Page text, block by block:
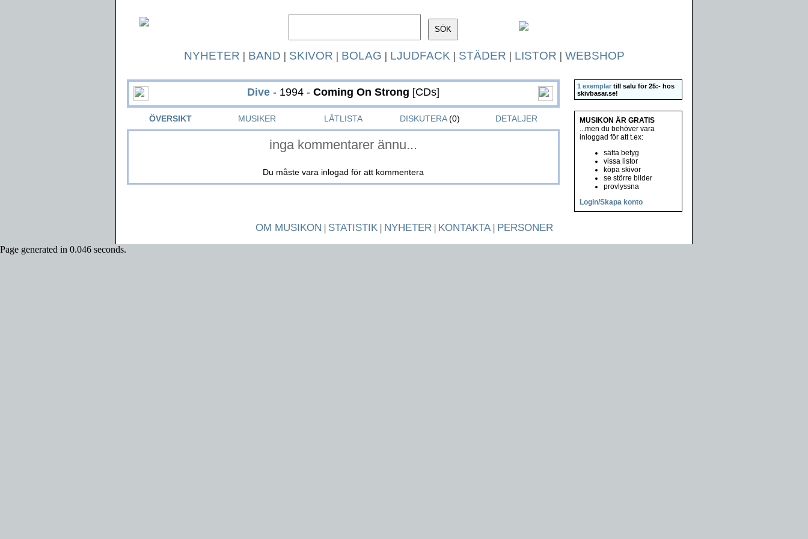
NYHETER | BAND | SKIVOR | BOLAG | LJUDFACK | STÄDER | LISTOR | WEBSHOP
Dive - 1994 - Coming On Strong [CDs]
ÖVERSIKT MUSIKER LÅTLISTA DISKUTERA(0) DETALJER
inga kommentarer ännu...
Du måste vara inlogad för att kommentera
1 exemplar till salu för 25:- hos
skivbasar.se!
MUSIKON ÄR GRATIS
...men du behöver vara
inloggad för att t.ex:
sätta betyg
vissa listor
köpa skivor
se större bilder
provlyssna
Login/Skapa konto
OM MUSIKON | STATISTIK| NYHETER| KONTAKTA| PERSONER
Page generated in 0.046 seconds.